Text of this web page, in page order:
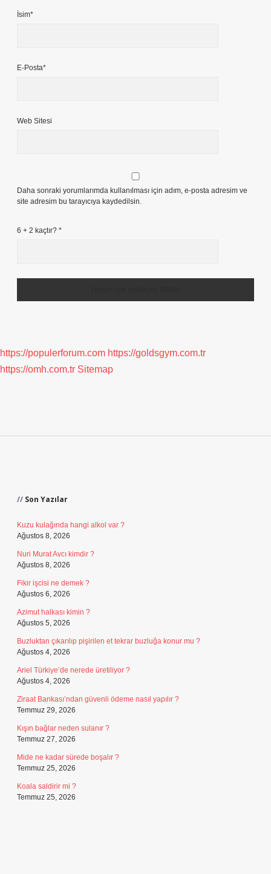
İsim*
E-Posta*
Web Sitesi
Daha sonraki yorumlarımda kullanılması için adım, e-posta adresim ve
site adresim bu tarayıcıya kaydedilsin.
6 + 2 kaçtır? *
https://populerforum.com https://goldsgym.com.tr
https://omh.com.tr Sitemap
Son Yazılar
Kuzu kulağında hangi alkol var ?
Ağustos 8, 2026
Nuri Murat Avcı kimdir ?
Ağustos 8, 2026
Fikir işcisi ne demek ?
Ağustos 6, 2026
Azimut halkası kimin ?
Ağustos 5, 2026
Buzluktan çıkarılıp pişirilen et tekrar buzluğa konur mu ?
Ağustos 4, 2026
Ariel Türkiye’de nerede üretiliyor ?
Ağustos 4, 2026
Ziraat Bankası’ndan güvenli ödeme nasıl yapılır ?
Temmuz 29, 2026
Kışın bağlar neden sulanır ?
Temmuz 27, 2026
Mide ne kadar sürede boşalır ?
Temmuz 25, 2026
Koala saldirir mi ?
Temmuz 25, 2026